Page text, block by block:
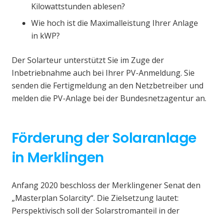
Kilowattstunden ablesen?
Wie hoch ist die Maximalleistung Ihrer Anlage
in kWP?
Der Solarteur unterstützt Sie im Zuge der
Inbetriebnahme auch bei Ihrer PV-Anmeldung. Sie
senden die Fertigmeldung an den Netzbetreiber und
melden die PV-Anlage bei der Bundesnetzagentur an.
Förderung der Solaranlage
in Merklingen
Anfang 2020 beschloss der Merklingener Senat den
„Masterplan Solarcity“. Die Zielsetzung lautet:
Perspektivisch soll der Solarstromanteil in der